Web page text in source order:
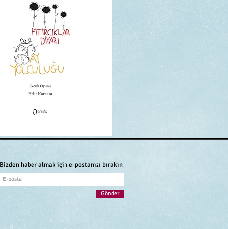
Bizden haber almak için e-postanızı bırakın
Gönder